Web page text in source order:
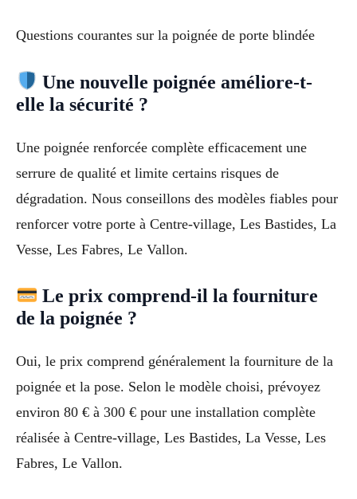
Questions courantes sur la poignée de porte blindée
Une nouvelle poignée améliore-t-
elle la sécurité ?
Une poignée renforcée complète efficacement une
serrure de qualité et limite certains risques de
dégradation. Nous conseillons des modèles fiables pour
renforcer votre porte à Centre-village, Les Bastides, La
Vesse, Les Fabres, Le Vallon.
Le prix comprend-il la fourniture
de la poignée ?
Oui, le prix comprend généralement la fourniture de la
poignée et la pose. Selon le modèle choisi, prévoyez
environ 80 € à 300 € pour une installation complète
réalisée à Centre-village, Les Bastides, La Vesse, Les
Fabres, Le Vallon.